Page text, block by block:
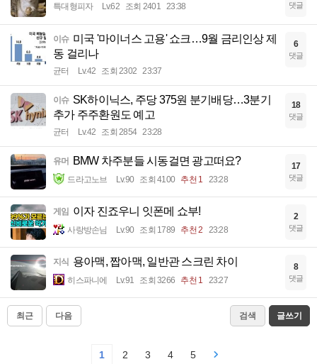
특대형피자 Lv.62 조회 2401 23:38 댓글
이슈 미국 '마이너스 고용' 쇼크…9월 금리인상 제
동 걸리나
균터 Lv.42 조회 2302 23:37
6
댓글
이슈 SK하이닉스, 주당 375원 분기배당…3분기
추가 주주환원도 예고
균터 Lv.42 조회 2854 23:28
18
댓글
유머 BMW 차주분들 시동걸면 광고떠요?
드라고노브 Lv.90 조회 4100 추천 1 23:28
17
댓글
게임 이자 진죠우니 잇폰메 쇼부!
사랑방손님 Lv.90 조회 1789 추천 2 23:28
2
댓글
지식 용아맥, 짭아맥, 일반관 스크린 차이
히스파니에 Lv.91 조회 3266 추천 1 23:27
8
댓글
최근 다음 검색 글쓰기
1 2 3 4 5